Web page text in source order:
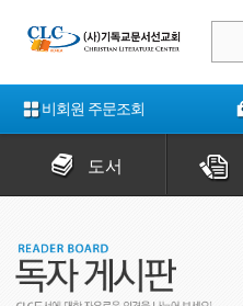
비회원 주문조회
도서